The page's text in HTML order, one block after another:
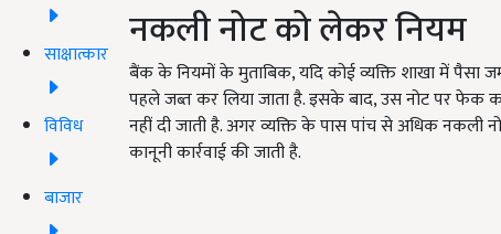
साक्षात्कार
विविध
बाजार
नकली नोट को लेकर नियम
बैंक के नियमों के मुताबिक, यदि कोई व्यक्ति शाखा में
पहले जब्त कर लिया जाता है. इसके बाद, उस नोट पर फेक
नहीं दी जाती है. अगर व्यक्ति के पास पांच से अधिक नकली
कानूनी कार्रवाई की जाती है.